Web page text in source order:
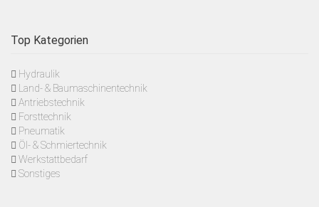
Top Kategorien
Hydraulik
Land- & Baumaschinentechnik
Antriebstechnik
Forsttechnik
Pneumatik
Öl- & Schmiertechnik
Werkstattbedarf
Sonstiges